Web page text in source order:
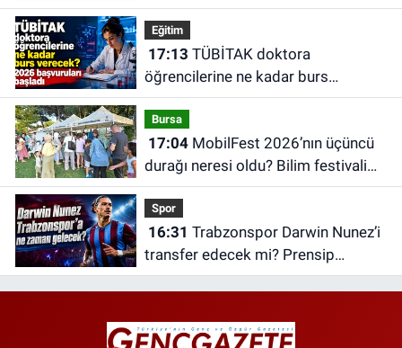
hazırlıklara başladı
Eğitim
17:13
öğrencilerine ne kadar burs
verecek? 2026 başvuruları başladı
Bursa
17:04MobilFest 2026’nın üçüncü
durağı neresi oldu? Bilim festivali
İznik’e taşındı
Spor
16:31
transfer edecek mi? Prensip
anlaşması iddiası